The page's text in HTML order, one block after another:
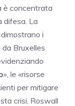
è concentrata
difesa. La
i
Bruxelles
», le «risorse
per mitigare
crisi, Roswall